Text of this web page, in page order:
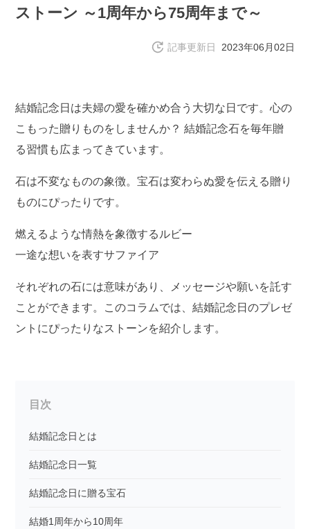
ストーン ～1周年から75周年まで～
記事更新日 2023年06月02日
結婚記念日は夫婦の愛を確かめ合う大切な日です。心の
こもった贈りものをしませんか？ 結婚記念石を毎年贈
る習慣も広まってきています。
石は不変なものの象徴。宝石は変わらぬ愛を伝える贈り
ものにぴったりです。
燃えるような情熱を象徴するルビー
一途な想いを表すサファイア
それぞれの石には意味があり、メッセージや願いを託す
ことができます。このコラムでは、結婚記念日のプレゼ
ントにぴったりなストーンを紹介します。
目次
結婚記念日とは
結婚記念日一覧
結婚記念日に贈る宝石
結婚1周年から10周年